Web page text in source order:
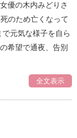
優の木内みどりさ
のため亡くなって
元気な様子を自ら
希望で通夜、告別
全文表示